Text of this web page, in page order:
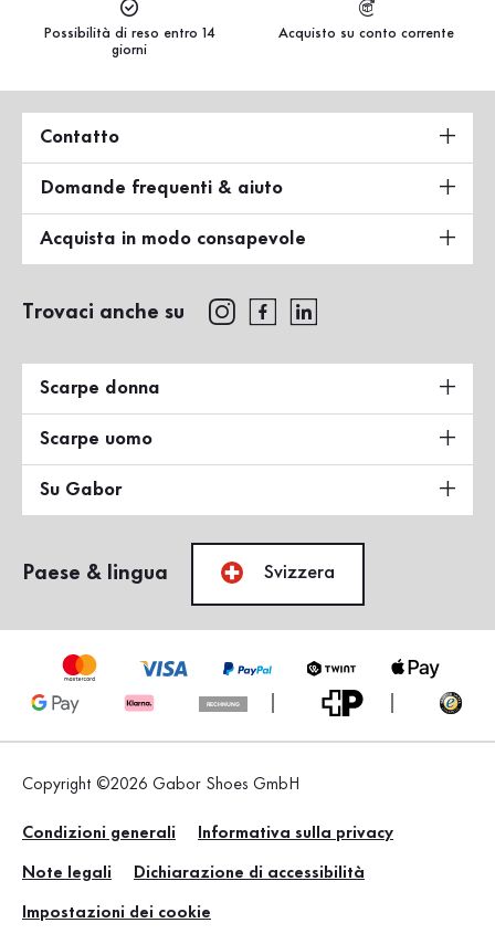
Possibilità di reso entro 14
giorni
Acquisto su conto corrente
Contatto
Domande frequenti & aiuto
Acquista in modo consapevole
Trovaci anche su
Scarpe donna
Scarpe uomo
Su Gabor
Paese & lingua Svizzera
Copyright ©2026 Gabor Shoes GmbH
Condizioni generali Informativa sulla privacy
Note legali Dichiarazione di accessibilità
Impostazioni dei cookie